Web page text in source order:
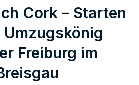
Cork – Starten
Umzugskönig
Freiburg im